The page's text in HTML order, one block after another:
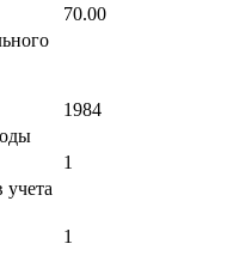
70.00
1984
1
1